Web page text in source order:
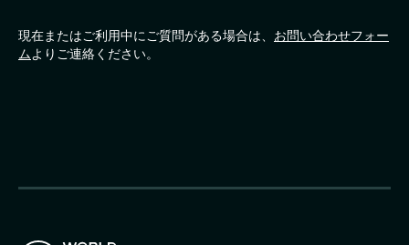
現在またはご利用中にご質問がある場合は、 お問い合わせフォー
ムよりご連絡ください。